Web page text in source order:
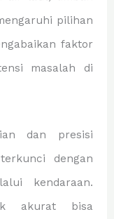
pilihan
faktor
masalah di
dan presisi
dengan
kendaraan.
akurat bisa